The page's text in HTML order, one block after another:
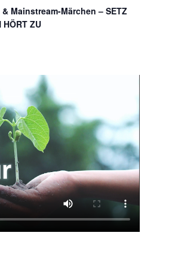
Mainstream-Märchen – SETZ
HÖRT ZU